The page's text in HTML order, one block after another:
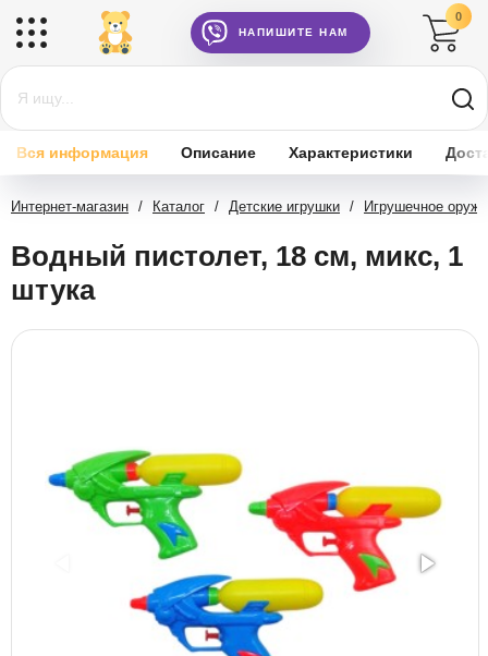
НАПИШИТЕ НАМ
0
Вся информация Описание Характеристики
Интернет-магазин / Каталог / Детские игрушки / Игрушечное
Водный пистолет, 18 см, микс, 1
штука